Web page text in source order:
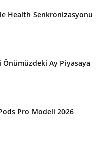
Health Senkronizasyonu
Ay Piyasaya
Pro Modeli 2026